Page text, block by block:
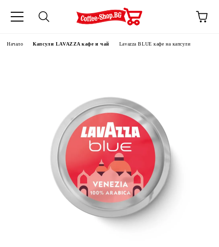
Начало Капсули LAVAZZA кафе и чай Lavazza BLUE кафе на капсули